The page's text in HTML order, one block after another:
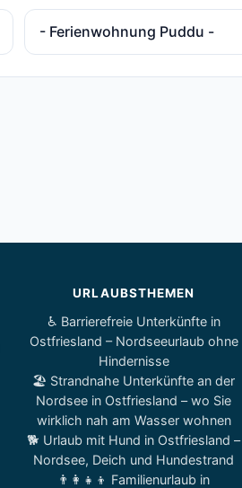
- Ferienwohnung Puddu -
URLAUBSTHEMEN
♿ Barrierefreie Unterkünfte in
Ostfriesland – Nordseeurlaub ohne
Hindernisse
🏖️ Strandnahe Unterkünfte an der
Nordsee in Ostfriesland – wo Sie
wirklich nah am Wasser wohnen
🐕 Urlaub mit Hund in Ostfriesland –
Nordsee, Deich und Hundestrand
👨‍👩‍👧‍👦 Familienurlaub in